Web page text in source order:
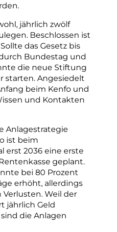
jährlich zwölf
Beschlossen ist
das Gesetz bis
Bundestag und
die neue Stiftung
starten. Angesiedelt
beim Kenfo und
und Kontakten
Anlagestrategie
ist beim
erst 2036 eine erste
geplant.
bei 80 Prozent
erhöht, allerdings
Verlusten. Weil der
jährlich Geld
die Anlagen